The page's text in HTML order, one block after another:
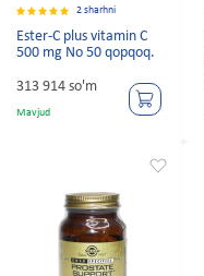
2 sharhni
Ester-C plus vitamin C
500 mg No 50 qopqoq.
313 914 so'm
Mavjud